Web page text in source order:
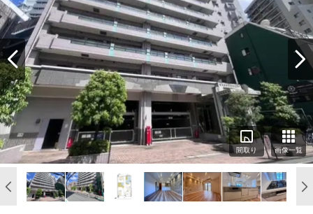
間取り 画像一覧